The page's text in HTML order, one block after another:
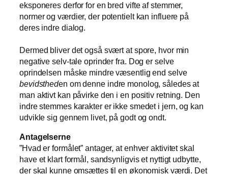
eksponeres derfor for en bred vifte af stemmer,
normer og værdier, der potentielt kan influere på
deres indre dialog.
Dermed bliver det også svært at spore, hvor min
negative selv-tale oprinder fra. Dog er selve
oprindelsen måske mindre væsentlig end selve
bevidstheden om denne indre monolog, således at
man aktivt kan påvirke den i en positiv retning. Den
indre stemmes karakter er ikke smedet i jern, og kan
udvikle sig gennem livet, på godt og ondt.
Antagelserne
”Hvad er formålet” antager, at enhver aktivitet skal
have et klart formål, sandsynligvis et nyttigt udbytte,
der skal kunne omsættes til en økonomisk værdi. Det